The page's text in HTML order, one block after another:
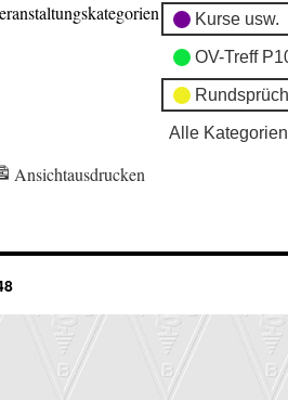
Kurse usw.
OV-Treff
Alle Kategorien
Ansichtausdrucken